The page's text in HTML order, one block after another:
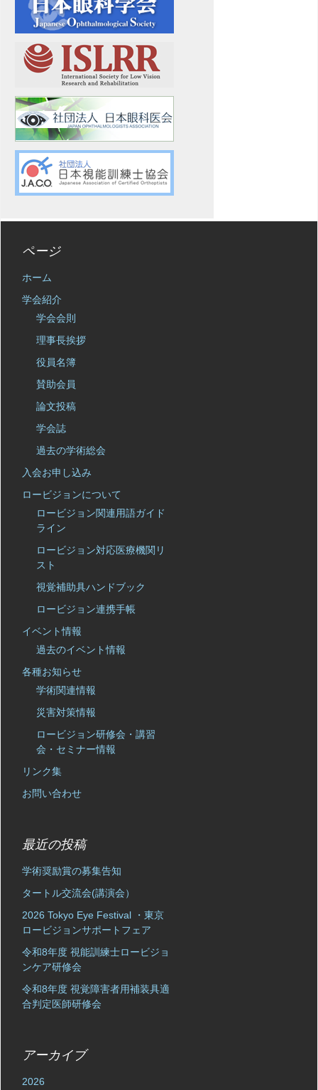
ページ
ホーム
学会紹介
学会会則
理事長挨拶
役員名簿
賛助会員
論文投稿
学会誌
過去の学術総会
入会お申し込み
ロービジョンについて
ロービジョン関連用語ガイド
ライン
ロービジョン対応医療機関リ
スト
視覚補助具ハンドブック
ロービジョン連携手帳
イベント情報
過去のイベント情報
各種お知らせ
学術関連情報
災害対策情報
ロービジョン研修会・講習
会・セミナー情報
リンク集
お問い合わせ
最近の投稿
学術奨励賞の募集告知
タートル交流会(講演会）
2026 Tokyo Eye Festival ・東京
ロービジョンサポートフェア
令和8年度 視能訓練士ロービジョ
ンケア研修会
令和8年度 視覚障害者用補装具適
合判定医師研修会
アーカイブ
2026